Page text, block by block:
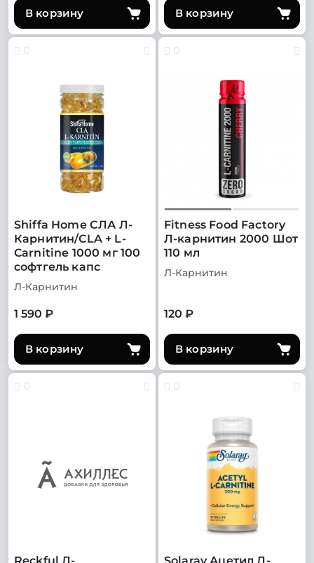
В корзину В корзину
0
Shiffa Home СЛА Л-
Карнитин/CLA + L-
Carnitine 1000 мг 100
софтгель капс
Л-Карнитин
1 590 ₽
В корзину
0
Fitness Food Factory
Л-карнитин 2000 Шот
110 мл
Л-Карнитин
120 ₽
В корзину
0 0